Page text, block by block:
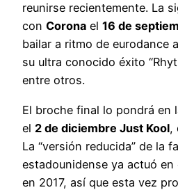
reunirse recientemente. La
con Corona el 16 de
bailar a ritmo de eurodance
su ultra conocido éxito
entre otros.
El broche final lo pondrá en
el 2 de diciembre Just Kool,
La “versión reducida” de la
estadounidense ya actuó en
en 2017, así que esta vez